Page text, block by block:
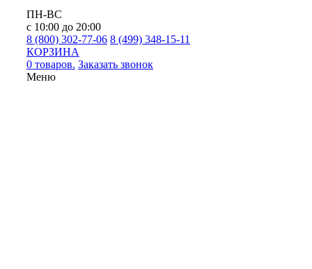
ПН-ВС
с 10:00 до 20:00
8 (800) 302-77-06 8 (499) 348-15-11
КОРЗИНА
0 товаров. Заказать звонок
Меню